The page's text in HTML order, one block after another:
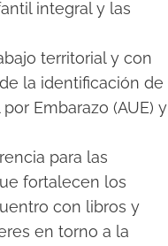
integral y las
territorial y con
la identificación de
Embarazo (AUE) y
para las
fortalecen los
con libros y
en torno a la